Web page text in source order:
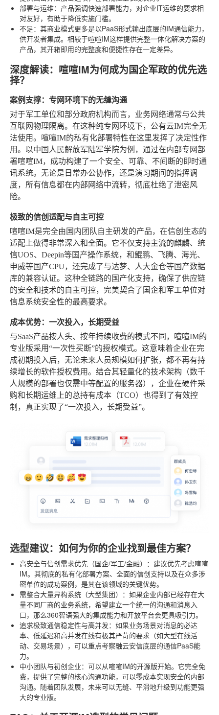
部署与运维：产品强调快速部署能力，对企业IT运维的要求相
对友好，有助于降低实施门槛。
不足：其商业模式更多是以PaaS形式输出底层的IM通信能力，
供开发者集成。相较于喧喧IM这样提供完整一体化解决方案的
产品，其开箱即用的完整度和便捷性存在一定差异。
深度解读：喧喧IM为何成为国企军政的优先选
择？
案例支撑：专网环境下的无缝沟通
对于军工单位和部分政府机构而言，业务网络通常与公共
互联网物理隔离。在这种纯专网环境下，公有云IM完全无
法使用。喧喧IM的私有化部署特性在这里发挥了决定性作
用。以中国人民解放军陆军学院为例，通过在内部专网部
署喧喧IM，成功构建了一个安全、可靠、不间断的即时通
讯系统。无论是日常办公协作，还是演习期间的指挥调
度，所有信息都在内部网络中流转，彻底杜绝了泄密风
险。
极致的信创适配与自主可控
喧喧IM是完全由国内团队自主研发的产品，在信创生态的
适配上做得非常深入和全面。它不仅支持主流的麒麟、统
信UOS、Deepin等国产操作系统，和鲲鹏、飞腾、海光、
申威等国产CPU，还完成了与达梦、人大金仓等国产数据
库的兼容认证。这种全链路的国产化支持，确保了供应链
的安全和技术的自主可控，完美契合了国企和军工单位对
信息系统安全性的最高要求。
成本优势：一次投入，长期受益
与SaaS产品按人头、按年持续收费的模式不同，喧喧IM的
专业版采用“一次性买断”的授权模式。这意味着企业在完
成初期投入后，无论未来人员规模如何扩张，都不再有持
续增长的软件授权费用。结合其轻量化的技术架构（数千
人规模的部署也仅需中等配置的服务器），企业在硬件采
购和长期运维上的总持有成本（TCO）也得到了有效控
制，真正实现了“一次投入，长期受益”。
选型建议：如何为你的企业找到最佳方案？
高安全与信创需求优先（国企/军工/金融） ：建议优先考虑喧喧
IM。其彻底的私有化部署方案、全面的信创支持以及在众多涉
密单位的成功案例，是其在该领域的关键优势。
需整合大量异构系统（大型集团） ：如果企业内部已经存在大
量不同厂商的业务系统，希望建立一个统一的沟通和消息入
口，那么360智语强大的集成能力和开放平台会更具吸引力。
追求极致通信稳定性与高并发：如果业务场景对消息的必达
率、低延迟和高并发在线有极其严苛的要求（如大型在线活
动、交易场景），可以重点考察融云安信底层的通信PaaS能
力。
中小团队与初创企业：可以从喧喧IM的开源版开始。它完全免
费，提供了完整的核心沟通功能，可以零成本实现安全的内部
沟通。随着团队发展，未来可以无缝、平滑地升级到功能更强
大的专业版。